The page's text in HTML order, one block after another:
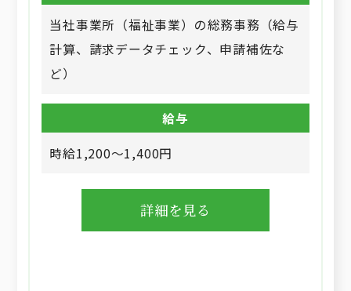
当社事業所（福祉事業）の総務事務（給与
計算、請求データチェック、申請補佐な
ど）
給与
時給1,200～1,400円
詳細を見る